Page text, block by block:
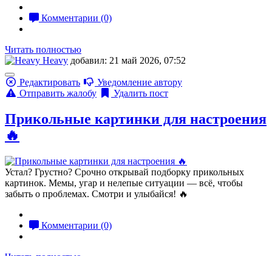
Комментарии (0)
Читать полностью
Heavy добавил: 21 май 2026, 07:52
Редактировать
Уведомление автору
Отправить жалобу
Удалить пост
Прикольные картинки для настроения
🔥
Устал? Грустно? Срочно открывай подборку прикольных
картинок. Мемы, угар и нелепые ситуации — всё, чтобы
забыть о проблемах. Смотри и улыбайся! 🔥
Комментарии (0)